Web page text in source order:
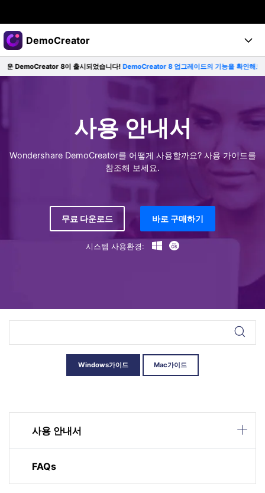
주요 제품
AIGC 크리에이티비티
유틸리티
비즈니스
플랜 및 가격
DemoCreator
제품
블로그
더 많은 솔루션 알아보기 >
도움
구매하기 로그인
8이 출시되었습니다!DemoCreator 8 업그레이드의 기능을 확인해보세요~
사용 안내서
Wondershare DemoCreator를 어떻게 사용할까요? 사용 가이드를
참조해 보세요.
무료 다운로드 바로 구매하기
시스템 사용환경:
Windows가이드 Mac가이드
사용 안내서
FAQs